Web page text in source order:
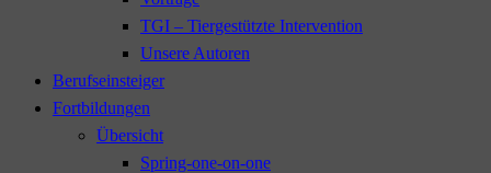
TGI – Tiergestützte Intervention
Unsere Autoren
Berufseinsteiger
Fortbildungen
Übersicht
Spring-one-on-one